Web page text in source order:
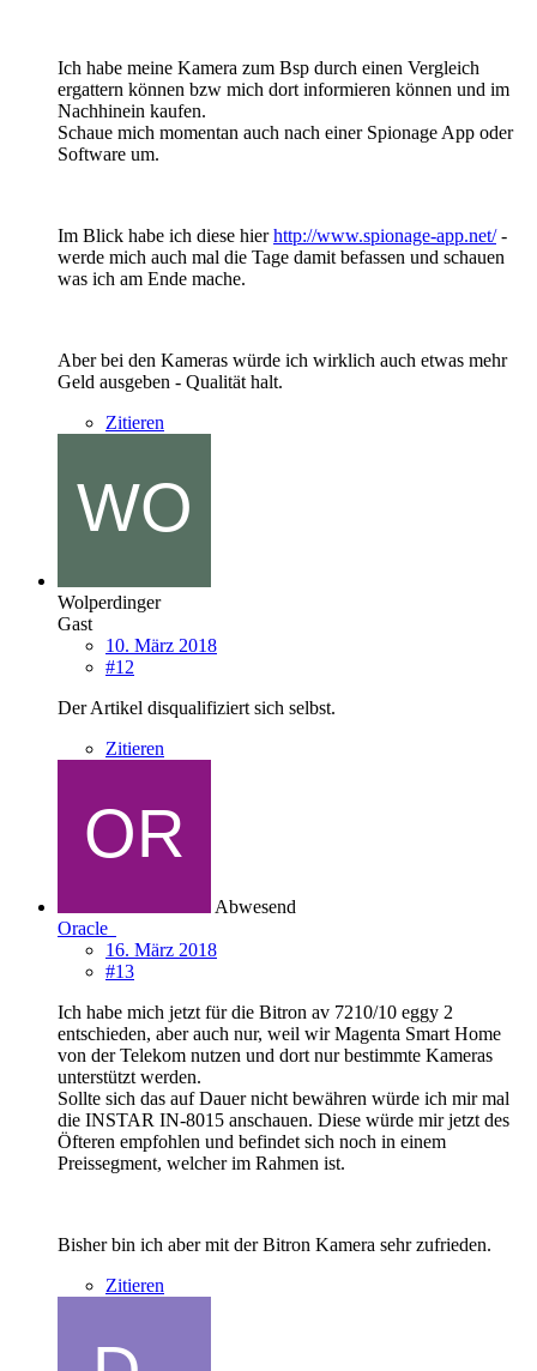
Ich habe meine Kamera zum Bsp durch einen Vergleich
ergattern können bzw mich dort informieren können und im
Nachhinein kaufen.
Schaue mich momentan auch nach einer Spionage App oder
Software um.
Im Blick habe ich diese hierhttp://www.spionage-app.net/-
werde mich auch mal die Tage damit befassen und schauen
was ich am Ende mache.
Aber bei den Kameras würde ich wirklich auch etwas mehr
Geld ausgeben - Qualität halt.
Zitieren
Wolperdinger
Gast
10. März 2018
#12
Der Artikel disqualifiziert sich selbst.
Zitieren
Abwesend
Oracle
16. März 2018
#13
Ich habe mich jetzt für die Bitron av 7210/10 eggy 2
entschieden, aber auch nur, weil wir Magenta Smart Home
von der Telekom nutzen und dort nur bestimmte Kameras
unterstützt werden.
Sollte sich das auf Dauer nicht bewähren würde ich mir mal
die INSTAR IN-8015 anschauen. Diese würde mir jetzt des
Öfteren empfohlen und befindet sich noch in einem
Preissegment, welcher im Rahmen ist.
Bisher bin ich aber mit der Bitron Kamera sehr zufrieden.
Zitieren